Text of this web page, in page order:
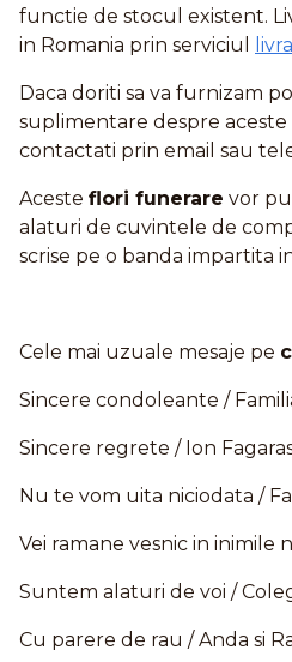
functie de stocul existent.
in Romania prin serviciul
Daca doriti sa va furnizam
suplimentare despre
contactati prin email sau
Aceste flori funerare vor
alaturi de cuvintele de
scrise pe o banda impartita
Cele mai uzuale mesaje pe
Sincere condoleante /
Sincere regrete / Ion
Nu te vom uita niciodata /
Vei ramane vesnic in inimile
Suntem alaturi de voi /
Cu parere de rau / Anda si